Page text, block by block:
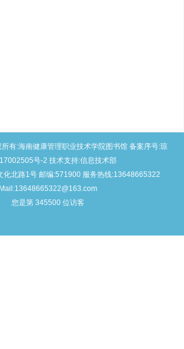
有:海南健康管理职业技术学院图书馆 备案序号:琼
号-2 技术支持:信息技术部
化北路1号 邮编:571900 服务热线:13648665322
Mail:13648665322@163.com
您是第 345500 位访客